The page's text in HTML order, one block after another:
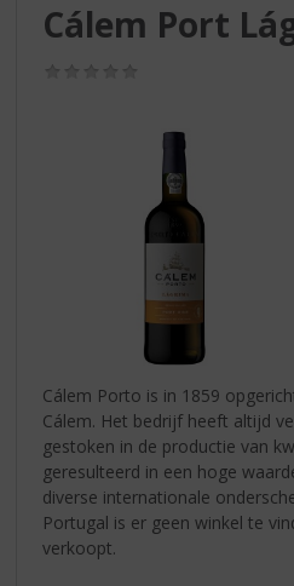
Cálem Port
Cálem Porto is in 1859
Cálem. Het bedrijf heeft altijd
gestoken in de productie van
geresulteerd in een hoge
diverse internationale
Portugal is er geen winkel te
verkoopt.